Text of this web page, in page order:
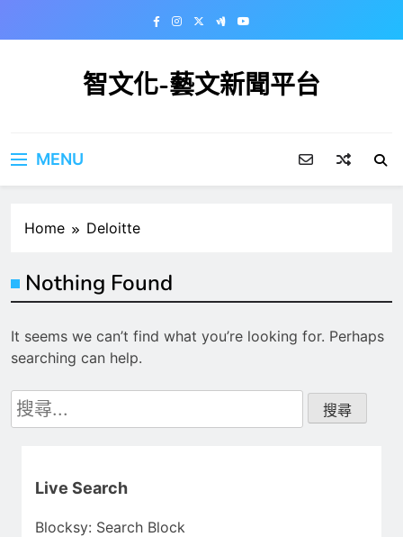
智文化-藝文新聞平台
MENU
Home Deloitte
Nothing Found
It seems we can’t find what you’re looking for. Perhaps
searching can help.
搜
尋
Live Search
Blocksy: Search Block